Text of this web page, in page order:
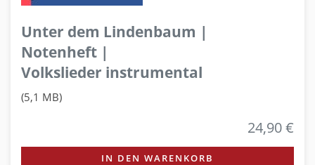
Unter dem Lindenbaum |
Notenheft |
Volkslieder instrumental
(5,1 MB)
24,90 €
IN DEN WARENKORB